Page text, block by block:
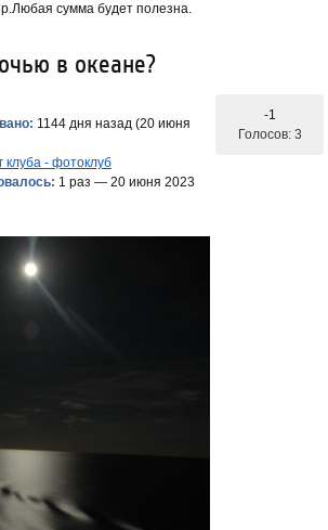
сумма будет полезна.
в океане?
1144 дня назад (20 июня
клуба - фотоклуб
1 раз — 20 июня 2023
-1
Голосов: 3